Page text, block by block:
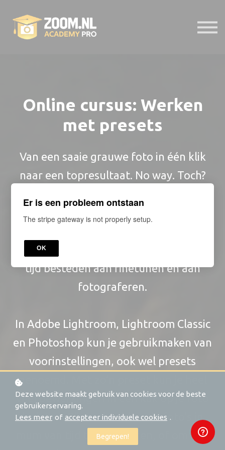
Presets
Online cursus: Werken
met presets
Van een saaie grauwe foto in één klik
naar een topresultaat. No way. Toch?
foto’s voortaan in een handomdraai. Zo
standaard-bewerkingen, en kun je je
tijd besteden aan finetunen en aan
fotograferen.
In Adobe Lightroom, Lightroom Classic
en Photoshop kun je gebruikmaken van
voorinstellingen, ook wel presets
genoemd. Met zo’n preset kun je heel
veel bewerkingen in één klik op je foto
loslaten. Bijvoorbeeld om je foto’s in
mum van tijd te verbeteren, of om een
Deze website maakt gebruik van cookies voor de beste
gebruikerservaring.
Lees meer of accepteer individuele cookies .
Begrepen!
Er is een probleem ontstaan
The stripe gateway is not properly setup.
OK